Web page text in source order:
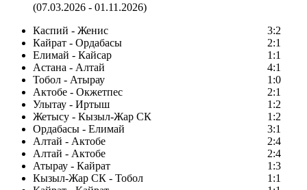
(07.03.2026 - 01.11.2026)
Каспий - Женис
3:2
Кайрат - Ордабасы
2:1
Елимай - Кайсар
1:1
Астана - Алтай
4:1
Тобол - Атырау
1:0
Актобе - Окжетпес
2:1
Улытау - Иртыш
1:2
Жетысу - Кызыл-Жар СК
1:2
Ордабасы - Елимай
3:1
Алтай - Актобе
2:4
Алтай - Актобе
2:4
Атырау - Кайрат
1:3
Кызыл-Жар СК - Тобол
1:1